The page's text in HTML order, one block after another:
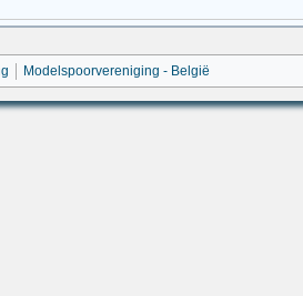
Modelspoorvereniging - België